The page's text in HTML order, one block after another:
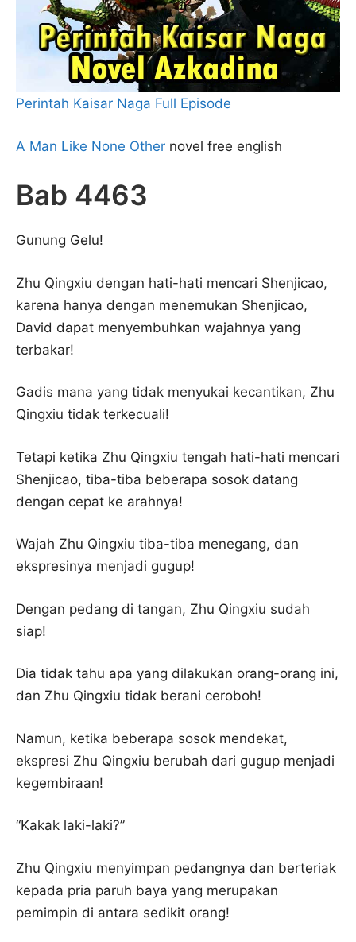
Perintah Kaisar Naga Full Episode
A Man Like None Other novel free english
Bab 4463
Gunung Gelu!
Zhu Qingxiu dengan hati-hati mencari Shenjicao,
karena hanya dengan menemukan Shenjicao,
David dapat menyembuhkan wajahnya yang
terbakar!
Gadis mana yang tidak menyukai kecantikan, Zhu
Qingxiu tidak terkecuali!
Tetapi ketika Zhu Qingxiu tengah hati-hati mencari
Shenjicao, tiba-tiba beberapa sosok datang
dengan cepat ke arahnya!
Wajah Zhu Qingxiu tiba-tiba menegang, dan
ekspresinya menjadi gugup!
Dengan pedang di tangan, Zhu Qingxiu sudah
siap!
Dia tidak tahu apa yang dilakukan orang-orang ini,
dan Zhu Qingxiu tidak berani ceroboh!
Namun, ketika beberapa sosok mendekat,
ekspresi Zhu Qingxiu berubah dari gugup menjadi
kegembiraan!
“Kakak laki-laki?”
Zhu Qingxiu menyimpan pedangnya dan berteriak
kepada pria paruh baya yang merupakan
pemimpin di antara sedikit orang!